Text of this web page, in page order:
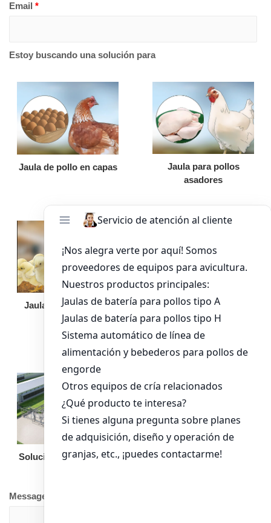
Email *
Estoy buscando una solución para
Jaula de pollo en capas
Jaula para pollos
asadores
Jaula de pollo pollita
Bandeja de
alimentación para
pollos de engorde
Solución llave en mano Otro equipo
Message